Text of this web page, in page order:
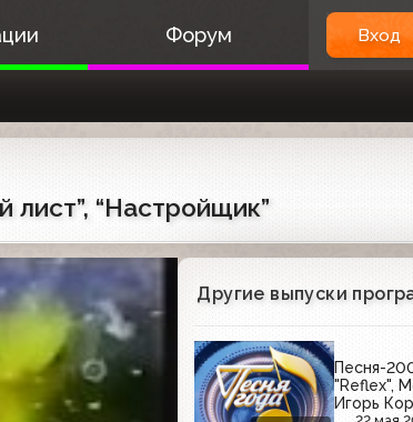
Форум Вход
“Настройщик”
Другие выпуски
Песня-
"Reflex",
Игорь